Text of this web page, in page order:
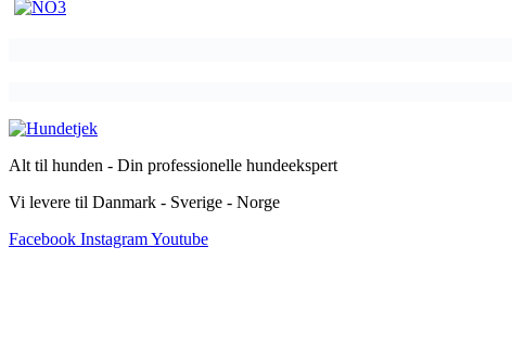
Alt til hunden - Din professionelle hundeekspert
Vi levere til Danmark - Sverige - Norge
Facebook InstagramYoutube